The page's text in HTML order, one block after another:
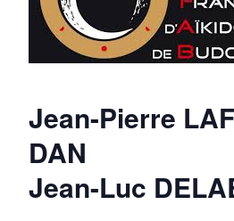
Jean-Pierre
DAN
Jean-Luc